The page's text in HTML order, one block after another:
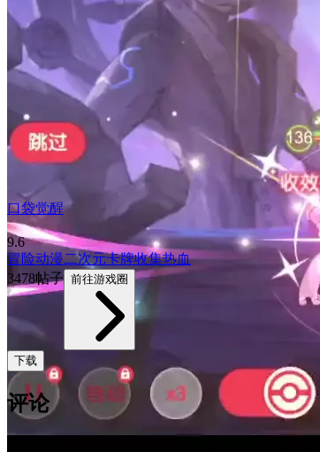
口袋觉醒
9.6
冒险动漫二次元卡牌收集热血
3478帖子 前往游戏圈
下载
评论